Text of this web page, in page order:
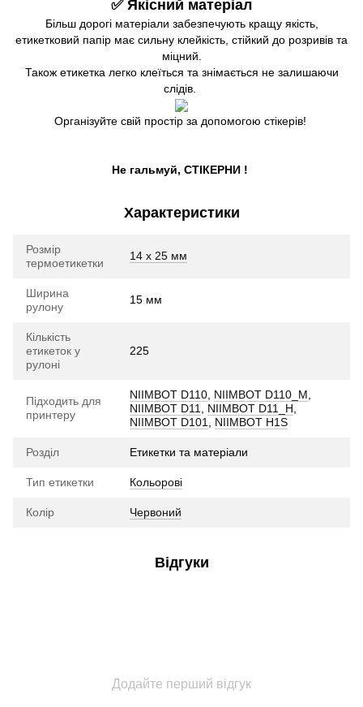
✅ Якісний матеріал
Більш дорогі матеріали забезпечують кращу якість,
етикетковий папір має сильну клейкість, стійкий до розривів та
міцний.
Також етикетка легко клеїться та знімається не залишаючи
слідів.
Організуйте свій простір за допомогою стікерів!
Не гальмуй, СТІКЕРНИ !
Характеристики
Розмір
термоетикетки
14 х 25 мм
Ширина
рулону
15 мм
Кількість
етикеток у
рулоні
225
Підходить для
принтеру
NIIMBOT D110 NIIMBOT D110_M
NIIMBOT D11
NIIMBOT D11_H
NIIMBOT D101
NIIMBOT H1S
Розділ Етикетки та матеріали
Тип етикетки Кольорові
Колір Червоний
Відгуки
Додайте перший відгук